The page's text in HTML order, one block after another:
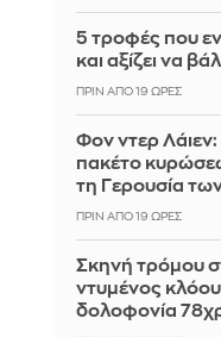
5 τροφές που
και αξίζει να
ΠΡΙΝ ΑΠΌ 19 ΏΡΕΣ
Φον ντερ Λάιεν:
πακέτο
τη Γερουσία
ΠΡΙΝ ΑΠΌ 19 ΏΡΕΣ
Σκηνή τρόμου
ντυμένος
δολοφονία